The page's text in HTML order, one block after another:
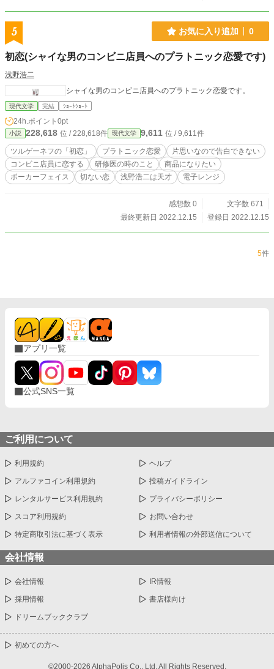
5 お気に入り追加 0
初恋(シャイな男のコンビニ店員へのプラトニック恋愛です)
浅野浩二
シャイな男のコンビニ店員へのプラトニック恋愛です。
現代文学 完結 ｼｮｰﾄｼｮｰﾄ
24h.ポイント 0pt
小説 228,618 位 / 228,618件 現代文学 9,611 位 / 9,611件
ツルゲーネフの「初恋」 プラトニック恋愛
片思いなので告白できない
コンビニ店員に恋する
研修医の時のこと
商品になりたい
ポーカーフェイス
切ない恋 浅野浩二は天才 電子レンジ
感想数 0
文字数 671
最終更新日 2022.12.15
登録日 2022.12.15
5件
アプリ一覧
公式SNS一覧
ご利用について
利用規約 ヘルプ
アルファコイン利用規約 投稿ガイドライン
レンタルサービス利用規約 プライバシーポリシー
スコア利用規約 お問い合わせ
特定商取引法に基づく表示 利用者情報の外部送信について
会社情報
会社情報 IR情報
採用情報 書店様向け
ドリームブッククラブ
初めての方へ
©2000-2026 AlphaPolis Co., Ltd. All Rights Reserved.